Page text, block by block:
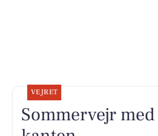
VEJRET
Sommervejr